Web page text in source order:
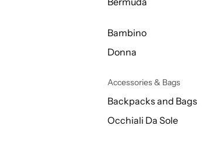
Bambino
Donna
Accessories & Bags
Backpacks and Bags
Occhiali Da Sole